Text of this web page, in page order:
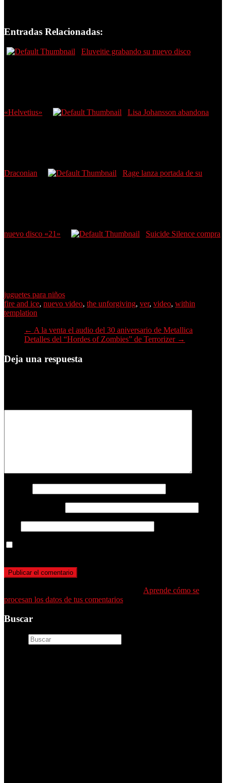
Entradas Relacionadas:
Eluveitie grabando su nuevo disco
«Helvetius» Lisa Johansson abandona
Draconian Rage lanza portada de su
nuevo disco «21» Suicide Silence compra
juguetes para niños
fire and ice, nuevo video, the unforgiving, ver, video, within
templation
← A la venta el audio del 30 aniversario de Metallica
Detalles del “Hordes of Zombies” de Terrorizer →
Deja una respuesta
Aprende cómo se
procesan los datos de tus comentarios
Buscar